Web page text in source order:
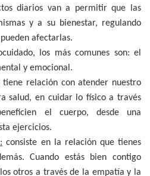
diarios van a permitir que las
y a su bienestar, regulando
afectarlas.
los más comunes son: el
y emocional.
tiene relación con atender nuestro
salud, en cuidar lo físico a través
el cuerpo, desde una
ejercicios.
consiste en la relación que tienes
Cuando estás bien contigo
otros a través de la empatía y la